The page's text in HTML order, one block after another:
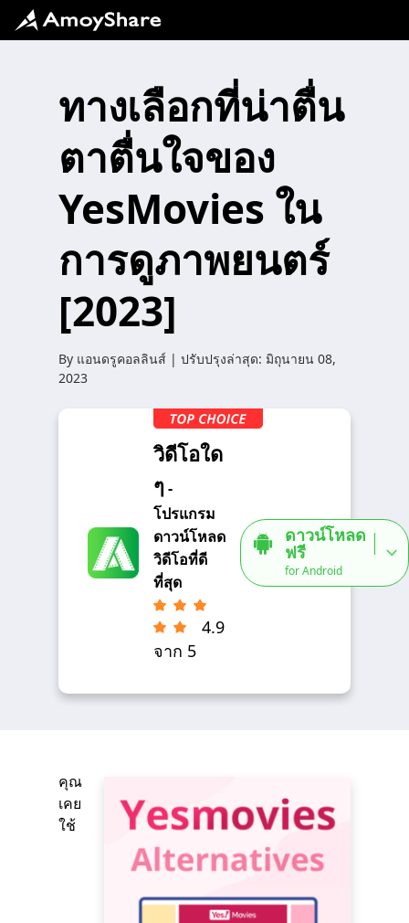
ทางเลือกที่น่าตื่น
ตาตื่นใจของ
YesMovies ใน
การดูภาพยนตร์
[2023]
By แอนดรูคอลลินส์ | ปรับปรุงล่าสุด: มิถุนายน 08,
2023
วิดีโอใด
ๆ -
โปรแกรม
ดาวน์โหลด
วิดีโอที่ดี
ที่สุด
4.9
จาก 5
ดาวน์โหลด
ฟรี
for Android
คุณ
เคย
ใช้